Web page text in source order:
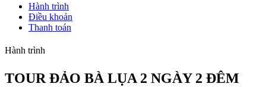
Hành trình
Điều khoản
Thanh toán
Hành trình
TOUR ĐẢO BÀ LỤA 2 NGÀY 2 ĐÊM